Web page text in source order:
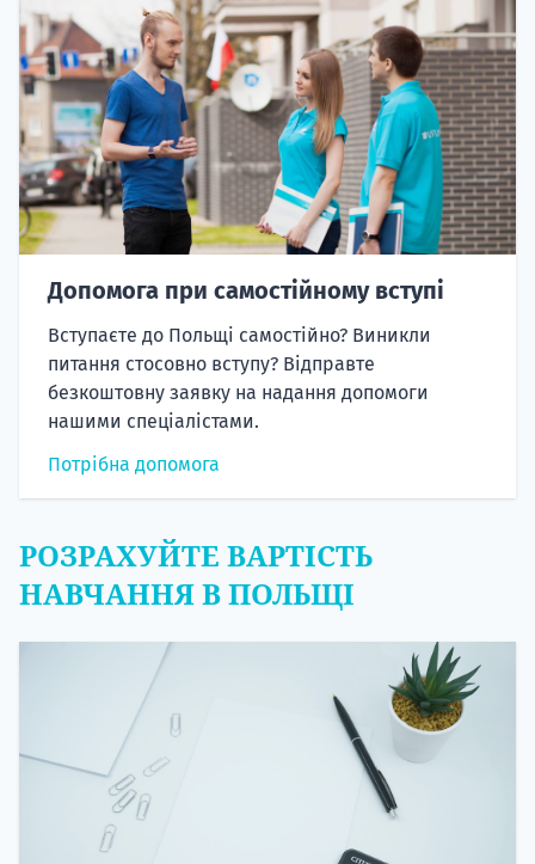
Допомога при самостійному вступі
Вступаєте до Польщі самостійно? Виникли
питання стосовно вступу? Відправте
безкоштовну заявку на надання допомоги
нашими спеціалістами.
Потрібна допомога
РОЗРАХУЙТЕ ВАРТІСТЬ
НАВЧАННЯ В ПОЛЬЩІ